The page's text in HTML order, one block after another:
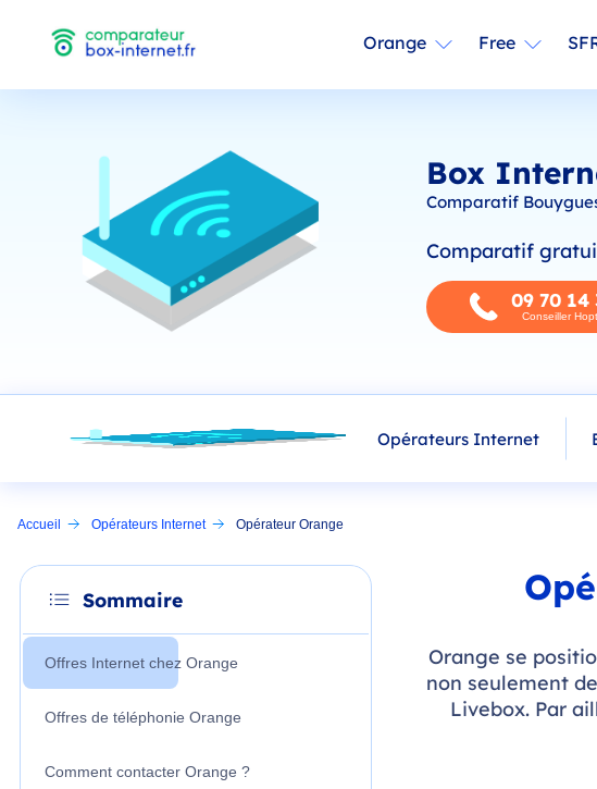
Orange Free
Box
Comparatif
Comparatif
09 70 14
Conseiller
Opérateurs Internet
Accueil Opérateurs Internet Opérateur Orange
Sommaire
Offres Internet chez Orange
Offres de téléphonie Orange
Comment contacter Orange ?
Orange se
non seulement
Livebox. Par